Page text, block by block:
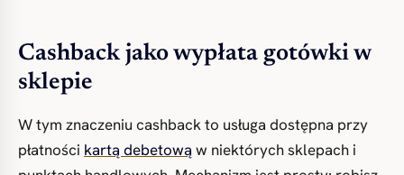
Cashback jako wypłata gotówki w
sklepie
W tym znaczeniu cashback to usługa dostępna przy
płatności kartą debetową w niektórych sklepach i